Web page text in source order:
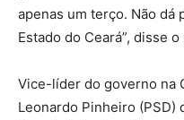
apenas um terço. Não dá
Estado do Ceará”, disse
Vice-líder do governo na
Leonardo Pinheiro (PSD)